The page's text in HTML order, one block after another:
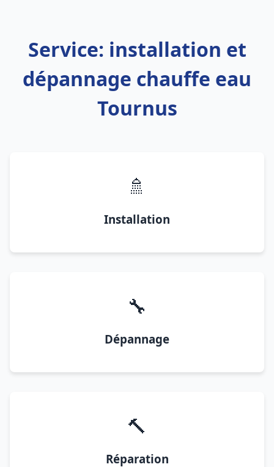
Service: installation et
dépannage chauffe eau
Tournus
🚿
Installation
🔧
Dépannage
🔨
Réparation